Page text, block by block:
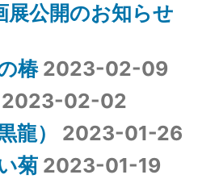
展公開のお知らせ
椿 2023-02-09
2023-02-02
龍）
2023-01-26
菊 2023-01-19